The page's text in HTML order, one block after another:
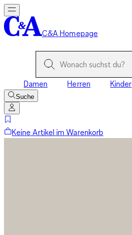
C&A Homepage
Damen Herren Kinder
Suche
Keine Artikel im Warenkorb